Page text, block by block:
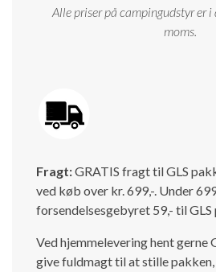
Alle priser på campingudstyr er i
moms.
Fragt:GRATIS fragt til GLS
ved køb over kr. 699,-. Under
forsendelsesgebyret 59,- til GLS
Ved hjemmelevering hent gerne
give fuldmagt til at stille